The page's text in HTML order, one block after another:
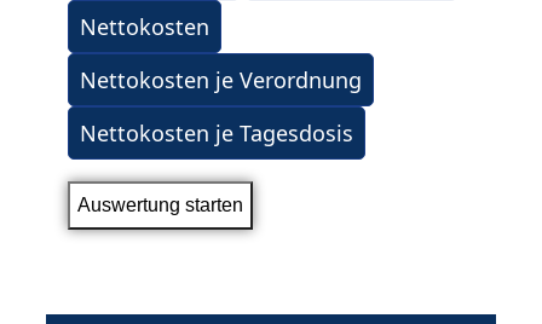
Nettokosten
Nettokosten je Verordnung
Nettokosten je Tagesdosis